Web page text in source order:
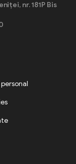
nr. 181P Bis